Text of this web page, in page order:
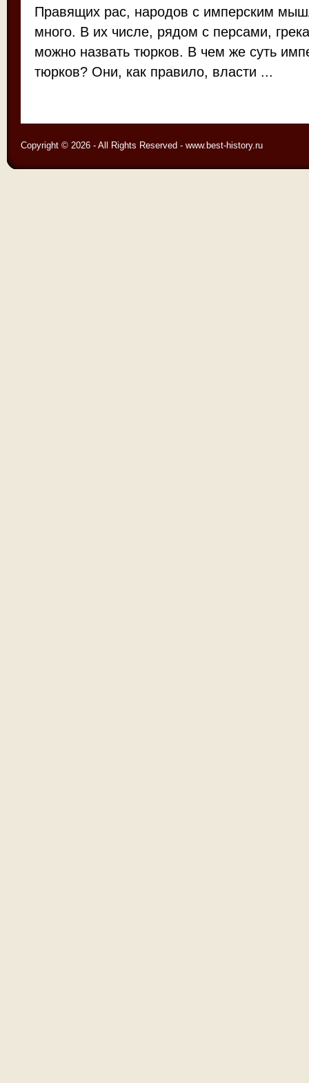
Правящих рас, народов с имперским
много. В их числе, рядом с персами,
можно назвать тюрков. В чем же суть
тюрков? Они, как правило, власти ...
Copyright © 2026 - All Rights Reserved - www.best-history.ru